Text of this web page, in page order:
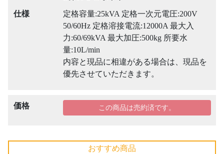
仕様
定格容量:25kVA 定格一次元電圧:200V
50/60Hz 定格溶接電流:12000A 最大入
力:60/69kVA 最大加圧:500kg 所要水
量:10L/min
内容と現品に相違がある場合は、現品を
優先させていただきます。
価格 この商品は売約済です。
おすすめ商品